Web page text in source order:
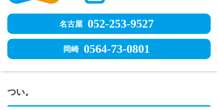
名古屋 052-253-9527
岡崎 0564-73-0801
つい。